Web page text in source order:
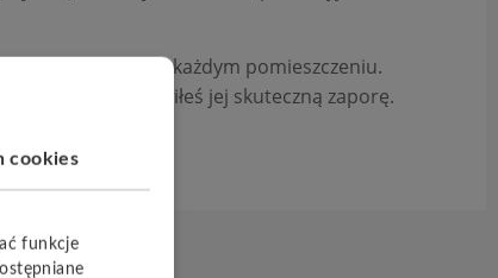
żywioł wody w każdym pomieszczeniu.
że postawiłeś jej skuteczną zaporę.
cookies
funkcje